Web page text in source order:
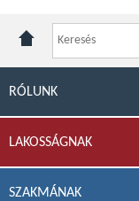
RÓLUNK
LAKOSSÁGNAK
SZAKMÁNAK